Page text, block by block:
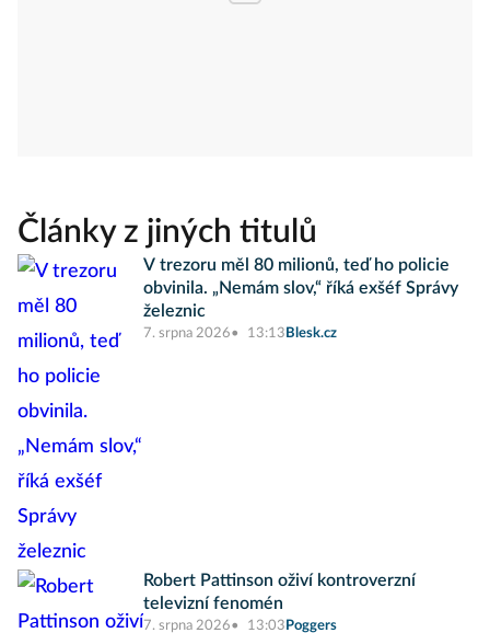
Články z jiných titulů
V trezoru měl 80 milionů, teď ho policie
obvinila. „Nemám slov,“ říká exšéf Správy
železnic
7. srpna 2026 13:13 Blesk.cz
Robert Pattinson oživí kontroverzní
televizní fenomén
7. srpna 2026 13:03 Poggers